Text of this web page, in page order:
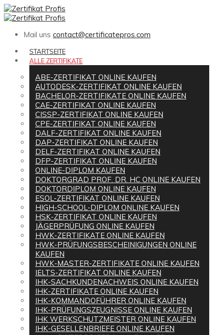
Mail uns contact@certificatepros.com
STARTSEITE
ALLE ZERTIFIKATE
ABE-ZERTIFIKAT ONLINE KAUFEN
AUTODESK-ZERTIFIKAT ONLINE KAUFEN
BACHELOR-ZERTIFIKATE ONLINE KAUFEN
CAE-ZERTIFIKAT ONLINE KAUFEN
CISSP-ZERTIFIKAT ONLINE KAUFEN
CPE-ZERTIFIKAT ONLINE KAUFEN
DALF-ZERTIFIKAT ONLINE KAUFEN
DAP-ZERTIFIKAT ONLINE KAUFEN
DELF-ZERTIFIKAT ONLINE KAUFEN
DFP-ZERTIFIKAT ONLINE KAUFEN
ONLINE-DIPLOM KAUFEN
DOKTORGRAD PROF. DR. HC ONLINE KAUFEN
DOKTORDIPLOM ONLINE KAUFEN
ESOL-ZERTIFIKAT ONLINE KAUFEN
HIGH-SCHOOL-DIPLOM ONLINE KAUFEN
HSK-ZERTIFIKAT ONLINE KAUFEN
JÄGERPRÜFUNG ONLINE KAUFEN
HWK-ZERTIFIKATE ONLINE KAUFEN
HWK-PRÜFUNGSBESCHEINIGUNGEN ONLINE
KAUFEN
HWK-MASTER-ZERTIFIKATE ONLINE KAUFEN
IELTS-ZERTIFIKAT ONLINE KAUFEN
IHK-SACHKUNDENACHWEIS ONLINE KAUFEN
IHK-ZERTIFIKATE ONLINE KAUFEN
IHK-KOMMANDOFÜHRER ONLINE KAUFEN
IHK-PRÜFUNGSZEUGNISSE ONLINE KAUFEN
IHK WERKSCHUTZMEISTER ONLINE KAUFEN
IHK-GESELLENBRIEFE ONLINE KAUFEN